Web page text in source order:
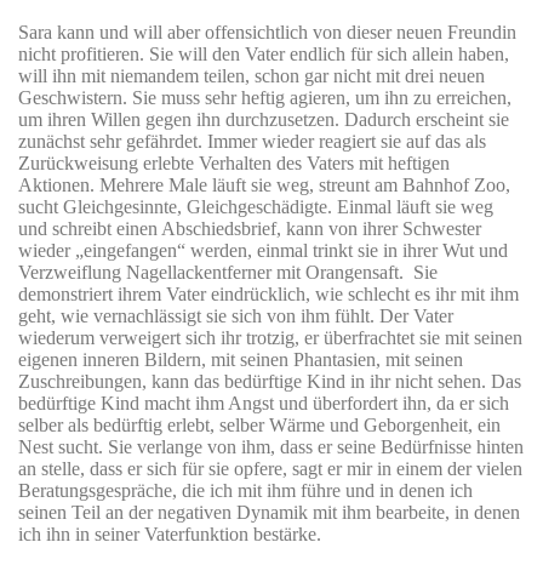
Sara kann und will aber offensichtlich von dieser neuen Freundin
nicht profitieren. Sie will den Vater endlich für sich allein haben,
will ihn mit niemandem teilen, schon gar nicht mit drei neuen
Geschwistern. Sie muss sehr heftig agieren, um ihn zu erreichen,
um ihren Willen gegen ihn durchzusetzen. Dadurch erscheint sie
zunächst sehr gefährdet. Immer wieder reagiert sie auf das als
Zurückweisung erlebte Verhalten des Vaters mit heftigen
Aktionen. Mehrere Male läuft sie weg, streunt am Bahnhof Zoo,
sucht Gleichgesinnte, Gleichgeschädigte. Einmal läuft sie weg
und schreibt einen Abschiedsbrief, kann von ihrer Schwester
wieder „eingefangen“ werden, einmal trinkt sie in ihrer Wut und
Verzweiflung Nagellackentferner mit Orangensaft. Sie
demonstriert ihrem Vater eindrücklich, wie schlecht es ihr mit ihm
geht, wie vernachlässigt sie sich von ihm fühlt. Der Vater
wiederum verweigert sich ihr trotzig, er überfrachtet sie mit seinen
eigenen inneren Bildern, mit seinen Phantasien, mit seinen
Zuschreibungen, kann das bedürftige Kind in ihr nicht sehen. Das
bedürftige Kind macht ihm Angst und überfordert ihn, da er sich
selber als bedürftig erlebt, selber Wärme und Geborgenheit, ein
Nest sucht. Sie verlange von ihm, dass er seine Bedürfnisse hinten
an stelle, dass er sich für sie opfere, sagt er mir in einem der vielen
Beratungsgespräche, die ich mit ihm führe und in denen ich
seinen Teil an der negativen Dynamik mit ihm bearbeite, in denen
ich ihn in seiner Vaterfunktion bestärke.